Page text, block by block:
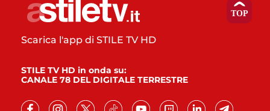
Scarica l'app di STILE TV HD
STILE TV HD in onda su:
CANALE 78 DEL DIGITALE TERRESTRE